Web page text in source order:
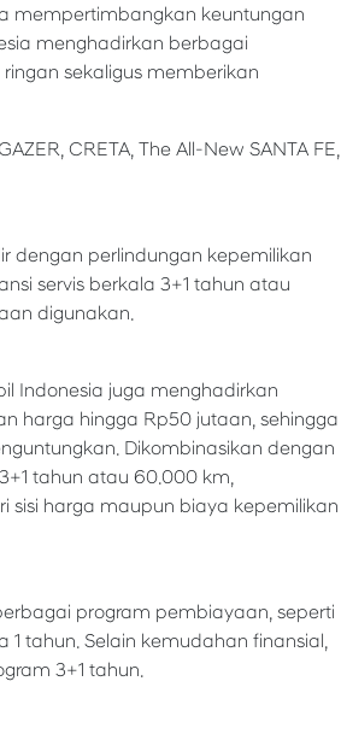
mempertimbangkan keuntungan
menghadirkan berbagai
sekaligus memberikan
CRETA, The All-New SANTA FE,
dengan perlindungan kepemilikan
servis berkala 3+1 tahun atau
digunakan.
Indonesia juga menghadirkan
harga hingga Rp50 jutaan, sehingga
Dikombinasikan dengan
tahun atau 60.000 km,
sisi harga maupun biaya kepemilikan
program pembiayaan, seperti
tahun. Selain kemudahan finansial,
3+1 tahun.